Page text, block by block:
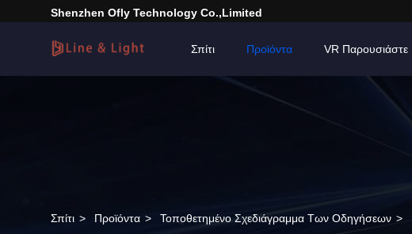
Shenzhen Ofly Technology Co.,Limited
Σπίτι Προϊόντα VR Παρουσιάστε
Σπίτι > Προϊόντα > Τοποθετημένο Σχεδιάγραμμα Των Οδηγήσεων >